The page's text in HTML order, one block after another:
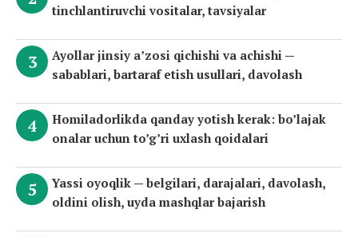
tinchlantiruvchi vositalar, tavsiyalar
Ayollar jinsiy a’zosi qichishi va achishi —
sabablari, bartaraf etish usullari, davolash
Homiladorlikda qanday yotish kerak: bo’lajak
onalar uchun to’g’ri uxlash qoidalari
Yassi oyoqlik — belgilari, darajalari, davolash,
oldini olish, uyda mashqlar bajarish